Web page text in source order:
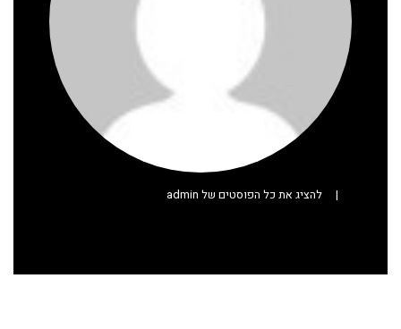
| להציג את כל הפוסטים של admin